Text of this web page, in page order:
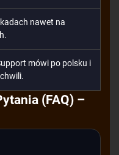
nawet na
mówi po polsku i
(FAQ) –